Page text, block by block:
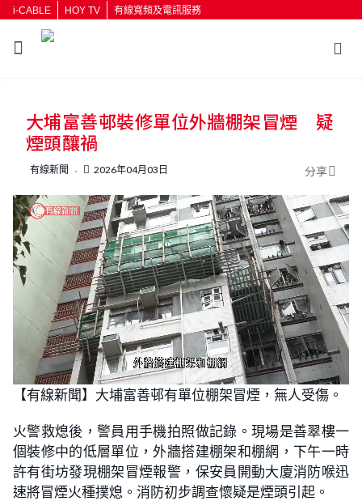
i-CABLE HOY TV 有線寬頻及電訊服務
按輸入鍵開始搜尋
大埔富善邨裝修單位外牆棚架冒煙 疑
煙頭釀禍
有線新聞 2026年04月03日 分享
U
n
m
u
e
L
a
d
d
:
8
1
8
2
%
【有線新聞】大埔富善邨有單位棚架冒煙，無人受傷。
火警救熄後，警員用手機拍照做記錄。現場是善翠樓一
個裝修中的低層單位，外牆搭建棚架和棚網，下午一時
許有街坊發現棚架冒煙報警，保安員開動大廈消防喉迅
速將冒煙火種撲熄。消防初步調查懷疑是煙頭引起。